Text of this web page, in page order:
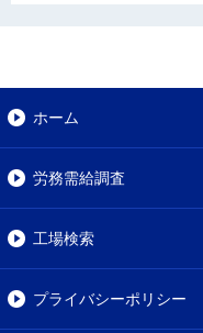
ホーム
労務需給調査
工場検索
プライバシーポリシー